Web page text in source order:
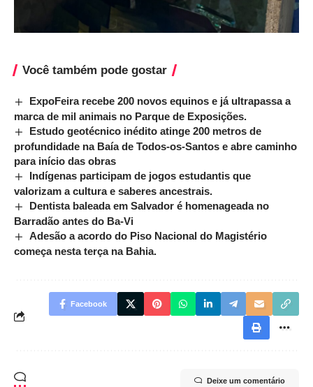
Você também pode gostar
ExpoFeira recebe 200 novos equinos e já ultrapassa a
marca de mil animais no Parque de Exposições.
Estudo geotécnico inédito atinge 200 metros de
profundidade na Baía de Todos-os-Santos e abre caminho
para início das obras
Indígenas participam de jogos estudantis que
valorizam a cultura e saberes ancestrais.
Dentista baleada em Salvador é homenageada no
Barradão antes do Ba-Vi
Adesão a acordo do Piso Nacional do Magistério
começa nesta terça na Bahia.
Facebook
Deixe um comentário